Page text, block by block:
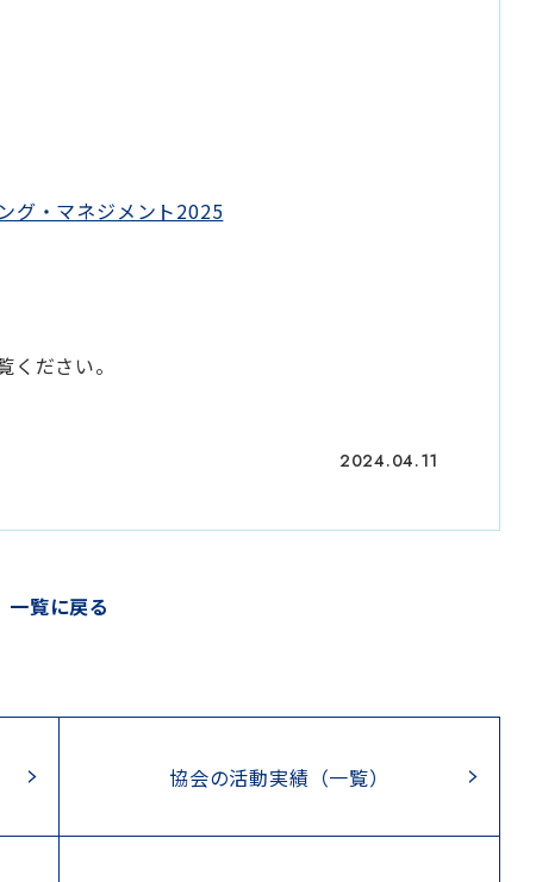
グ・マネジメント2025
ください。
2024.04.11
一覧に戻る
協会の活動実績（一覧）